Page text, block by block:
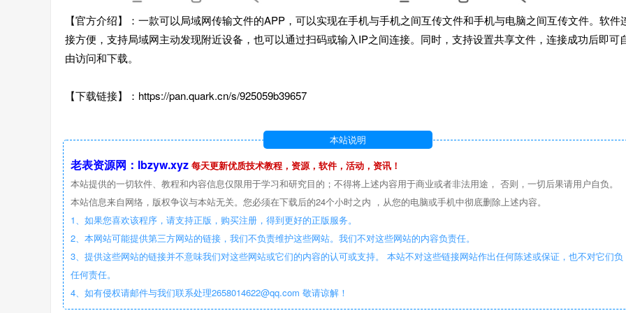
【官方介绍】：一款可以局域网传输文件的APP，可以实现在手机与手机之间互传文件和手机与电脑之间互传文件。软件
接方便，支持局域网主动发现附近设备，也可以通过扫码或输入IP之间连接。同时，支持设置共享文件，连接成功后即可
由访问和下载。
【下载链接】：https://pan.quark.cn/s/925059b39657
本站说明
老表资源网：lbzyw.xyz 每天更新优质技术教程，资源，软件，活动，资讯！
本站提供的一切软件、教程和内容信息仅限用于学习和研究目的；不得将上述内容用于商业或者非法用途， 否则，一切后果请用户自负。
本站信息来自网络，版权争议与本站无关。您必须在下载后的24个小时之内 ，从您的电脑或手机中彻底删除上述内容。
1、如果您喜欢该程序，请支持正版，购买注册，得到更好的正版服务。
2、本网站可能提供第三方网站的链接，我们不负责维护这些网站。我们不对这些网站的内容负责任。
3、提供这些网站的链接并不意味我们对这些网站或它们的内容的认可或支持。 本站不对这些链接网站作出任何陈述或保证，也不对它们负
任何责任。
4、如有侵权请邮件与我们联系处理2658014622@qq.com 敬请谅解！